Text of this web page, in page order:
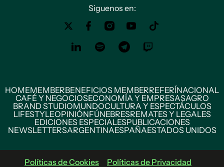
Siguenos en:
HOMEMEMBERBENEFICIOS MEMBERREFERÍNACIONAL
CAFÉ Y NEGOCIOSECONOMÍA Y EMPRESASAGRO
BRAND STUDIOMUNDOCULTURA Y ESPECTÁCULOS
LIFESTYLEOPINIÓNFÚNEBRESREMATES Y LEGALES
EDICIONES ESPECIALESPUBLICACIONES
NEWSLETTERSARGENTINAESPAÑAESTADOS UNIDOS
Políticas de Cookies Políticas de Privacidad